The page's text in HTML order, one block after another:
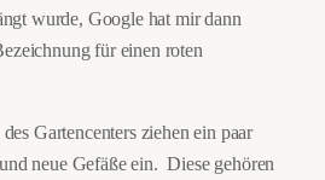
wurde, Google hat mir dann
für einen roten
Gartencenters ziehen ein paar
neue Gefäße ein. Diese gehören